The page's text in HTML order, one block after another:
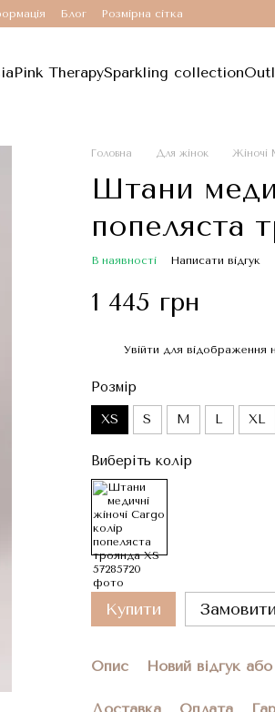
Блог Розмірна сітка
Pink TherapySparkling collection
Головна Для жінок Жіночі
Штани
попеляста
В наявності Написати відгук
1 445 грн
Увійти для відображення
Розмір
XS S M L XL
Виберіть колір
Купити
Опис Новий відгук